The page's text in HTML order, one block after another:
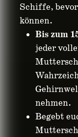
Schiffe,
können.
Bis zum
jeder
nehmen.
Begebt